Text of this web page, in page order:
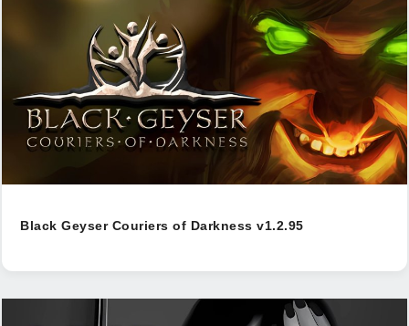
Black Geyser Couriers of Darkness v1.2.95